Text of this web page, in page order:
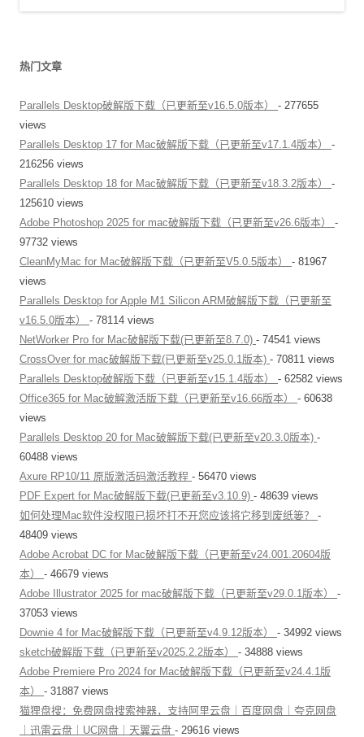
热门文章
Parallels Desktop破解版下载（已更新至v16.5.0版本） - 277655
views
Parallels Desktop 17 for Mac破解版下载（已更新至v17.1.4版本） -
216256 views
Parallels Desktop 18 for Mac破解版下载（已更新至v18.3.2版本） -
125610 views
Adobe Photoshop 2025 for mac破解版下载（已更新至v26.6版本） -
97732 views
CleanMyMac for Mac破解版下载（已更新至V5.0.5版本） - 81967
views
Parallels Desktop for Apple M1 Silicon ARM破解版下载（已更新至
v16.5.0版本） - 78114 views
NetWorker Pro for Mac破解版下载(已更新至8.7.0) - 74541 views
CrossOver for mac破解版下载(已更新至v25.0.1版本) - 70811 views
Parallels Desktop破解版下载（已更新至v15.1.4版本） - 62582 views
Office365 for Mac破解激活版下载（已更新至v16.66版本） - 60638
views
Parallels Desktop 20 for Mac破解版下载(已更新至v20.3.0版本) -
60488 views
Axure RP10/11 原版激活码激活教程 - 56470 views
PDF Expert for Mac破解版下载(已更新至v3.10.9) - 48639 views
如何处理Mac软件没权限已损坏打不开您应该将它移到废纸篓？ -
48409 views
Adobe Acrobat DC for Mac破解版下载（已更新至v24.001.20604版
本） - 46679 views
Adobe Illustrator 2025 for mac破解版下载（已更新至v29.0.1版本） -
37053 views
Downie 4 for Mac破解版下载（已更新至v4.9.12版本） - 34992 views
sketch破解版下载（已更新至v2025.2.2版本） - 34888 views
Adobe Premiere Pro 2024 for Mac破解版下载（已更新至v24.4.1版
本） - 31887 views
猫狸盘搜：免费网盘搜索神器，支持阿里云盘｜百度网盘｜夸克网盘
｜迅雷云盘｜UC网盘｜天翼云盘 - 29616 views